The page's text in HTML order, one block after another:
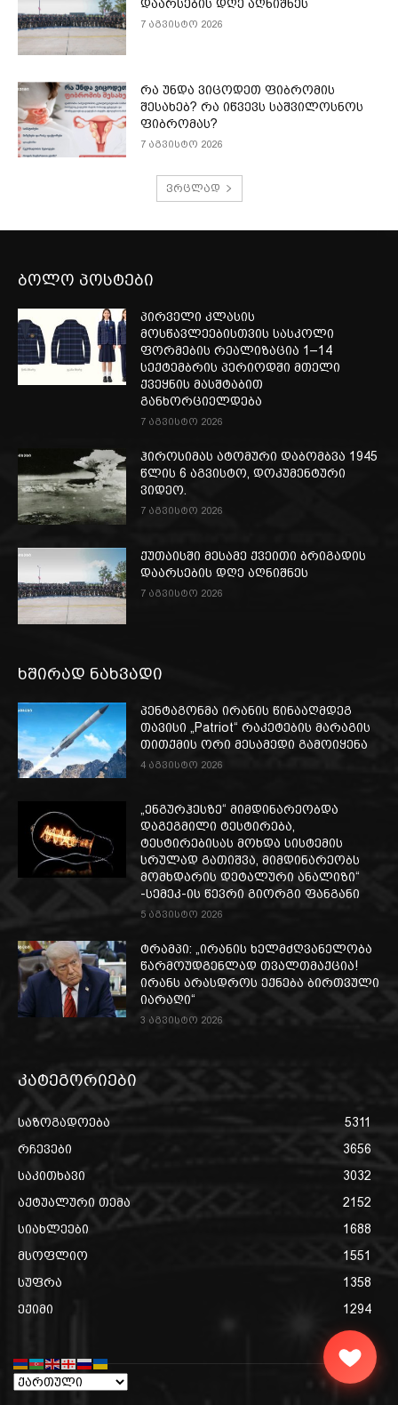
დაარსების დღე აღნიშნეს
7 აგვისტო 2026
რა უნდა ვიცოდეთ ფიბრომის
შესახებ? რა იწვევს საშვილოსნოს
ფიბრომას?
7 აგვისტო 2026
ვრცლად
ბოლო პოსტები
პირველი კლასის
მოსწავლეებისთვის სასკოლი
ფორმების რეალიზაცია 1–14
სექტემბრის პერიოდში მთელი
ქვეყნის მასშტაბით
განხორციელდება
7 აგვისტო 2026
ჰიროსიმას ატომური დაბომბვა 1945
წლის 6 აგვისტო, დოკუმენტური
ვიდეო.
7 აგვისტო 2026
ქუთაისში მესამე ქვეითი ბრიგადის
დაარსების დღე აღნიშნეს
7 აგვისტო 2026
ხშირად ნახვადი
პენტაგონმა ირანის წინააღმდეგ
თავისი „Patriot“ რაკეტების მარაგის
თითქმის ორი მესამედი გამოიყენა
4 აგვისტო 2026
„ენგურჰესზე“ მიმდინარეობდა
დაგეგმილი ტესტირება,
ტესტირებისას მოხდა სისტემის
სრულად გათიშვა, მიმდინარეობს
მომხდარის დეტალური ანალიზი“
-სემეკ-ის წევრი გიორგი ფანგანი
5 აგვისტო 2026
ტრამპი: „ირანის ხელმძღვანელობა
წარმოუდგენლად თვალთმაქცია!
ირანს არასდროს ექნება ბირთვული
იარაღი“
3 აგვისტო 2026
კატეგორიები
საზოგადოება
5311
რჩევები
3656
საკითხავი
3032
აქტუალური თემა
2152
სიახლეები
1688
მსოფლიო
1551
სუფრა
1358
ექიმი
1294